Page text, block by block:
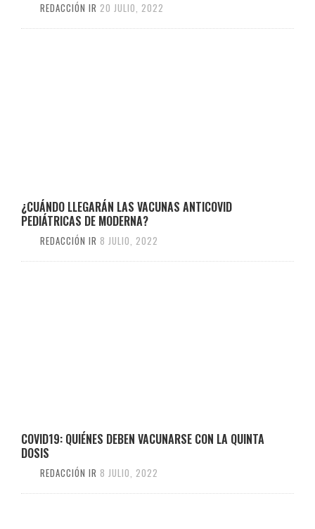
REDACCIÓN IR 20 JULIO, 2022
¿CUÁNDO LLEGARÁN LAS VACUNAS ANTICOVID
PEDIÁTRICAS DE MODERNA?
REDACCIÓN IR 8 JULIO, 2022
COVID19: QUIÉNES DEBEN VACUNARSE CON LA QUINTA
DOSIS
REDACCIÓN IR 8 JULIO, 2022